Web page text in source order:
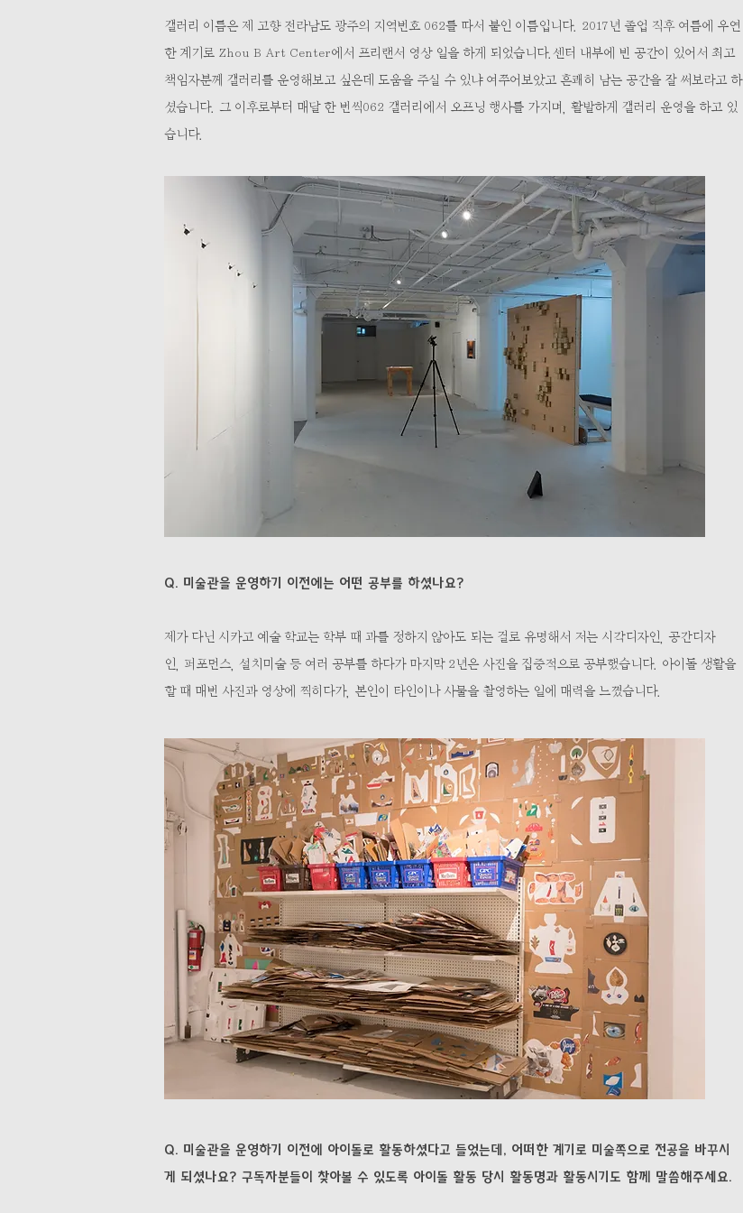
갤러리 이름은 제 고향 전라남도 광주의 지역번호 062를 따서 붙인 이름입니다. 2017년 졸업 직후 여름에 우연
한 계기로 Zhou B Art Center에서 프리랜서 영상 일을 하게 되었습니다.센터 내부에 빈 공간이 있어서 최고
책임자분께 갤러리를 운영해보고 싶은데 도움을 주실 수 있냐 여쭈어보았고 흔쾌히 남는 공간을 잘 써보라고 하
셨습니다. 그 이후로부터 매달 한 번씩062 갤러리에서 오프닝 행사를 가지며, 활발하게 갤러리 운영을 하고 있
습니다.
Q. 미술관을 운영하기 이전에는 어떤 공부를 하셨나요?
제가 다닌 시카고 예술 학교는 학부 때 과를 정하지 않아도 되는 걸로 유명해서 저는 시각디자인, 공간디자
인, 퍼포먼스, 설치미술 등 여러 공부를 하다가 마지막 2년은 사진을 집중적으로 공부했습니다. 아이돌 생활을
할 때 매번 사진과 영상에 찍히다가, 본인이 타인이나 사물을 촬영하는 일에 매력을 느꼈습니다.
Q. 미술관을 운영하기 이전에 아이돌로 활동하셨다고 들었는데, 어떠한 계기로 미술쪽으로 전공을 바꾸시
게 되셨나요? 구독자분들이 찾아볼 수 있도록 아이돌 활동 당시 활동명과 활동시기도 함께 말씀해주세요.